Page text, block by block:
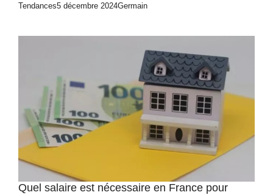
Tendances5 décembre 2024Germain
Quel salaire est nécessaire en France pour